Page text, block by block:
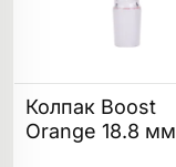
Колпак Boost
Orange 18.8 мм